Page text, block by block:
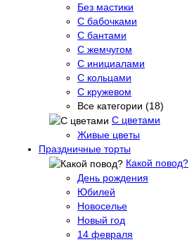
Без мастики
С бабочками
С бантами
С жемчугом
С инициалами
С кольцами
С кружевом
Все категории (18)
С цветами
Живые цветы
Праздничные торты
Какой повод?
День рождения
Юбилей
Новоселье
Новый год
14 февраля